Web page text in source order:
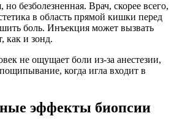
безболезненная. Врач, скорее всего,
в область прямой кишки перед
боль. Инъекция может вызвать
как и зонд.
не ощущает боли из-за анестезии,
когда игла входит в
эффекты биопсии